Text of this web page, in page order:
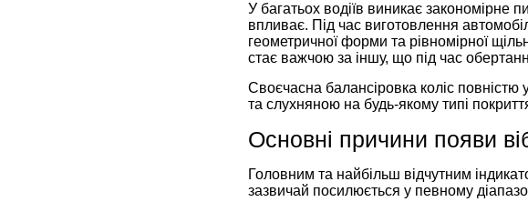
У багатьох водіїв виникає закономірне
впливає. Під час виготовлення
геометричної форми та рівномірної
стає важчою за іншу, що під час
Своєчасна балансіровка коліс
та слухняною на будь-якому типі
Основні причини появи
Головним та найбільш відчутним
зазвичай посилюється у певному